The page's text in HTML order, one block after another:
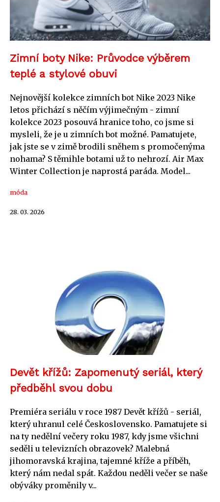
Zimní boty Nike: Průvodce výběrem
teplé a stylové obuvi
Nejnovější kolekce zimních bot Nike 2023 Nike
letos přichází s něčím výjimečným - zimní
kolekce 2023 posouvá hranice toho, co jsme si
mysleli, že je u zimních bot možné. Pamatujete,
jak jste se v zimě brodili sněhem s promočenýma
nohama? S těmihle botami už to nehrozí. Air Max
Winter Collection je naprostá paráda. Model...
móda
28. 03. 2026
Devět křížů: Zapomenutý seriál, který
předběhl svou dobu
Premiéra seriálu v roce 1987 Devět křížů - seriál,
který uhranul celé Československo. Pamatujete si
na ty nedělní večery roku 1987, kdy jsme všichni
seděli u televizních obrazovek? Malebná
jihomoravská krajina, tajemné kříže a příběh,
který nám nedal spát. Každou neděli večer se naše
obýváky proměnily v...